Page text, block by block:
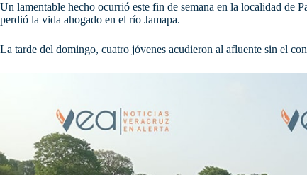
Un lamentable hecho ocurrió este fin de semana en la localidad de
perdió la vida ahogado en el río Jamapa.
La tarde del domingo, cuatro jóvenes acudieron al afluente sin el